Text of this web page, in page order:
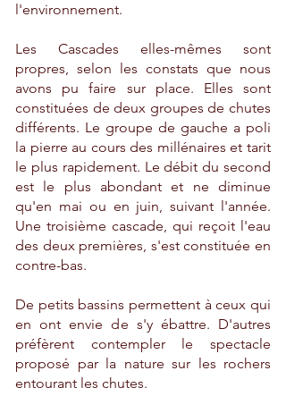
l'environnement.
Les Cascades elles-mêmes sont
propres, selon les constats que nous
avons pu faire sur place. Elles sont
constituées de deux groupes de chutes
différents. Le groupe de gauche a poli
la pierre au cours des millénaires et tarit
le plus rapidement. Le débit du second
est le plus abondant et ne diminue
qu'en mai ou en juin, suivant l'année.
Une troisième cascade, qui reçoit l'eau
des deux premières, s'est constituée en
contre-bas.
De petits bassins permettent à ceux qui
en ont envie de s'y ébattre. D'autres
préfèrent contempler le spectacle
proposé par la nature sur les rochers
entourant les chutes.